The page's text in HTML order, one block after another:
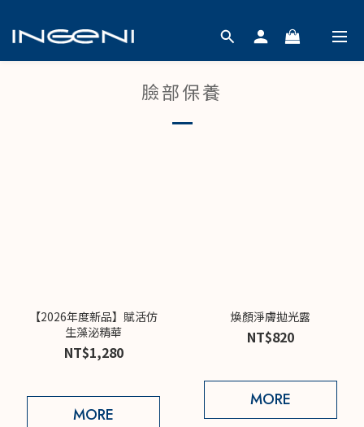
臉部保養
【2026年度新品】賦活仿
生藻泌精華
NT$1,280
MORE
煥顏淨膚拋光露
NT$820
MORE